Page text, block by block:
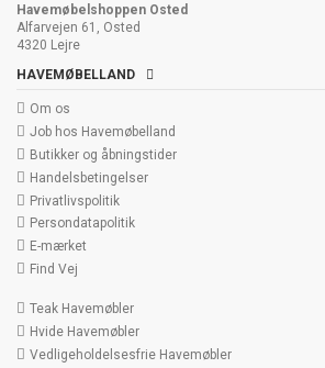
Havemøbelshoppen Osted
Alfarvejen 61, Osted
4320 Lejre
HAVEMØBELLAND
Om os
Job hos Havemøbelland
Butikker og åbningstider
Handelsbetingelser
Privatlivspolitik
Persondatapolitik
E-mærket
Find Vej
Teak Havemøbler
Hvide Havemøbler
Vedligeholdelsesfrie Havemøbler